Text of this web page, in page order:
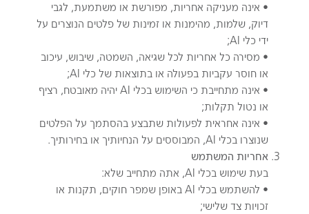
• אינה מעניקה אחריות, מפורשת או משתמעת, לגבי
דיוק, שלמות, מהימנות או זמינות של פלטים הנוצרים על
ידי כלי AI;
• מסירה כל אחריות לכל שגיאה, השמטה, שיבוש, עיכוב
או חוסר עקביות בפעולה או בתוצאות של כלי AI;
• אינה מתחייבת כי השימוש בכלי AI יהיה מאובטח, רציף
או נטול תקלות;
• אינה אחראית לפעולות שתבצע בהסתמך על הפלטים
שנוצרו בכלי AI, המבוססים על הנחיותיך או בחירותיך.
אחריות המשתמש
בעת שימוש בכלי AI, אתה מתחייב שלא:
• להשתמש בכלי AI באופן שמפר חוקים, תקנות או
זכויות צד שלישי;